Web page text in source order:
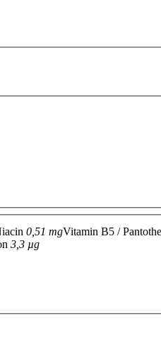
0,51 mgVitamin B5 /
3,3 µg